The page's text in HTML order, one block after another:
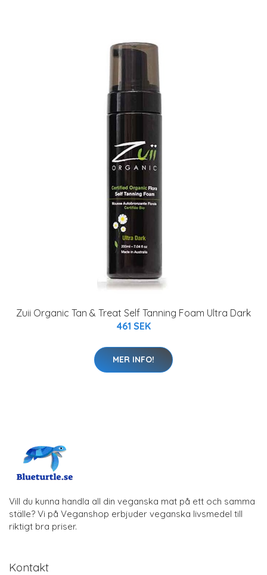
Zuii Organic Tan & Treat Self Tanning Foam Ultra Dark
461 SEK
MER INFO!
Vill du kunna handla all din veganska mat på ett och samma
ställe? Vi på Veganshop erbjuder veganska livsmedel till
riktigt bra priser.
Kontakt